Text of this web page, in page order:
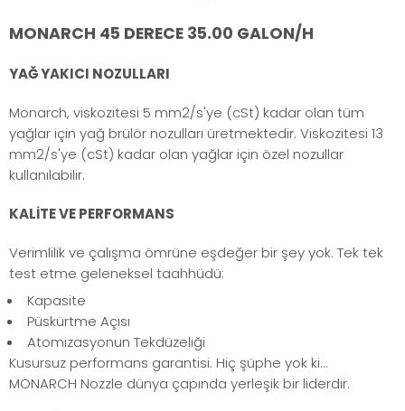
MONARCH 45 DERECE 35.00 GALON/H
YAĞ YAKICI NOZULLARI
Monarch, viskozitesi 5 mm2/s'ye (cSt) kadar olan tüm
yağlar için yağ brülör nozulları üretmektedir. Viskozitesi 13
mm2/s'ye (cSt) kadar olan yağlar için özel nozullar
kullanılabilir.
KALİTE VE PERFORMANS
Verimlilik ve çalışma ömrüne eşdeğer bir şey yok. Tek tek
test etme geleneksel taahhüdü:
Kapasite
Püskürtme Açısı
Atomizasyonun Tekdüzeliği
Kusursuz performans garantisi. Hiç şüphe yok ki...
MONARCH Nozzle dünya çapında yerleşik bir liderdir.